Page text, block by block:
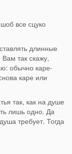
все сцуко
длинные
так скажу,
обычно каре-
каре или
так, как на душе
лишь одно. Да
требует. Тогда